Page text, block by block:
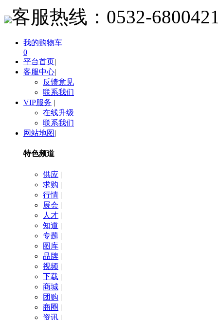
客服热线： 0532-
我的购物车
0
平台首页|
客服中心|
反馈意见
联系我们
VIP服务 |
在线升级
联系我们
网站地图|
特色频道
供应 |
求购 |
行情 |
展会 |
人才 |
知道 |
专题 |
图库 |
品牌 |
视频 |
下载 |
商城 |
团购 |
商圈 |
资讯 |